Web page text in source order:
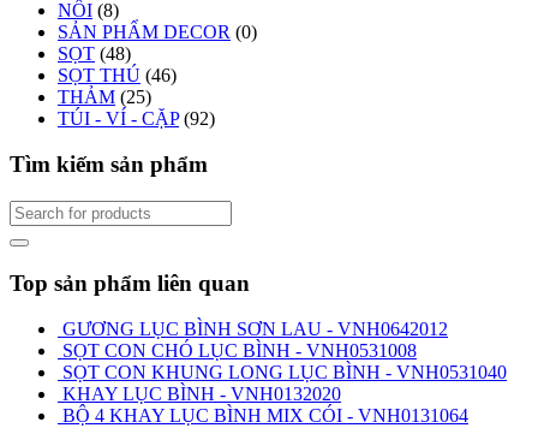
NÔI (8)
SẢN PHẨM DECOR (0)
SỌT (48)
SỌT THÚ (46)
THẢM (25)
TÚI - VÍ - CẶP (92)
Tìm kiếm sản phẩm
Top sản phẩm liên quan
GƯƠNG LỤC BÌNH SƠN LAU - VNH0642012
SỌT CON CHÓ LỤC BÌNH - VNH0531008
SỌT CON KHUNG LONG LỤC BÌNH - VNH0531040
KHAY LỤC BÌNH - VNH0132020
BỘ 4 KHAY LỤC BÌNH MIX CÓI - VNH0131064